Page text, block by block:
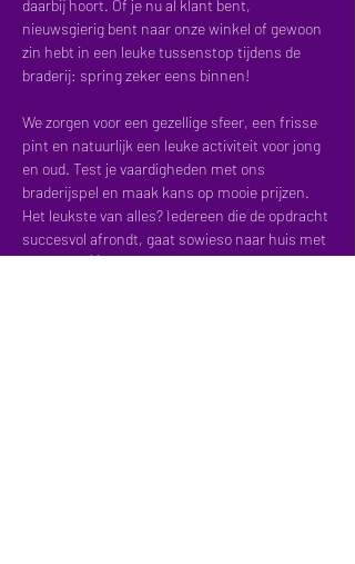
daarbij hoort. Of je nu al klant bent,
nieuwsgierig bent naar onze winkel of gewoon
zin hebt in een leuke tussenstop tijdens de
braderij: spring zeker eens binnen!
We zorgen voor een gezellige sfeer, een frisse
pint en natuurlijk een leuke activiteit voor jong
en oud. Test je vaardigheden met ons
braderijspel en maak kans op mooie prijzen.
Het leukste van alles? Iedereen die de opdracht
succesvol afrondt, gaat sowieso naar huis met
een prijs! 🎁